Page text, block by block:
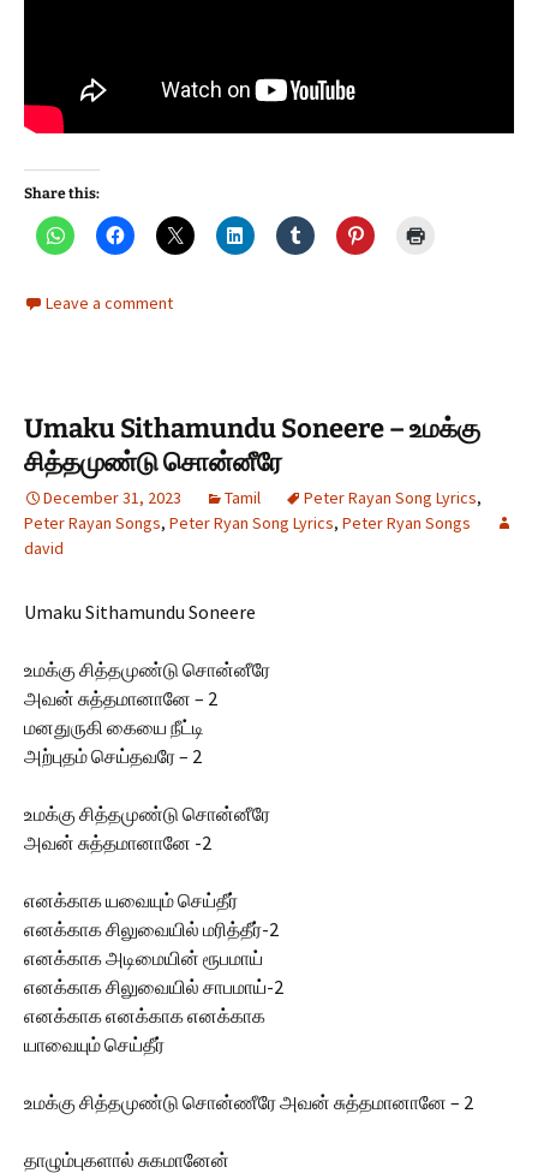
Share this:
Leave a comment
Umaku Sithamundu Soneere – உமக்கு
சித்தமுண்டு சொன்னீரே
December 31, 2023 Tamil Peter Rayan Song Lyrics,
Peter Rayan Songs, Peter Ryan Song Lyrics, Peter Ryan Songs
david
Umaku Sithamundu Soneere
உமக்கு சித்தமுண்டு சொன்னீரே
அவன் சுத்தமானானே – 2
மனதுருகி கையை நீட்டி
அற்புதம் செய்தவரே – 2
உமக்கு சித்தமுண்டு சொன்னீரே
அவன் சுத்தமானானே -2
எனக்காக யவையும் செய்தீர்
எனக்காக சிலுவையில் மரித்தீர்-2
எனக்காக அடிமையின் ரூபமாய்
எனக்காக சிலுவையில் சாபமாய்-2
எனக்காக எனக்காக எனக்காக
யாவையும் செய்தீர்
உமக்கு சித்தமுண்டு சொன்ணீரே அவன் சுத்தமானானே – 2
தாழும்புகளால் சுகமானேன்